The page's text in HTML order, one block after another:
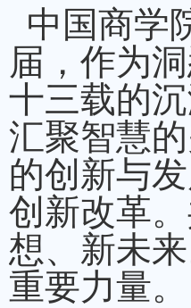
中国商学
届，作为
十三载的
汇聚智慧
的创新与
创新改革
想、新未
重要力量。